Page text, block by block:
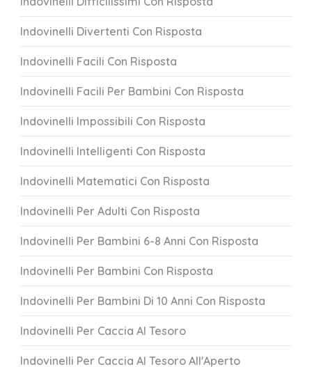
Indovinelli Divertenti Con Risposta
Indovinelli Facili Con Risposta
Indovinelli Facili Per Bambini Con Risposta
Indovinelli Impossibili Con Risposta
Indovinelli Intelligenti Con Risposta
Indovinelli Matematici Con Risposta
Indovinelli Per Adulti Con Risposta
Indovinelli Per Bambini 6-8 Anni Con Risposta
Indovinelli Per Bambini Con Risposta
Indovinelli Per Bambini Di 10 Anni Con Risposta
Indovinelli Per Caccia Al Tesoro
Indovinelli Per Caccia Al Tesoro All'Aperto